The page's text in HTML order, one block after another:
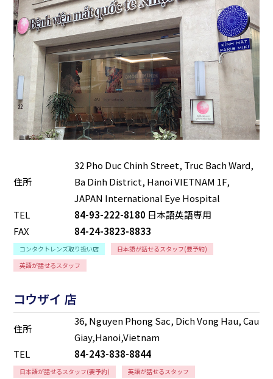
住所
32 Pho Duc Chinh Street, Truc Bach Ward,
Ba Dinh District, Hanoi VIETNAM 1F,
JAPAN International Eye Hospital
TEL
84-93-222-8180 日本語英語専用
FAX
84-24-3823-8833
コンタクトレンズ取り扱い店
日本語が話せるスタッフ(要予約)
英語が話せるスタッフ
コウザイ 店
住所
36, Nguyen Phong Sac, Dich Vong Hau, Cau
Giay,Hanoi,Vietnam
TEL
84-243-838-8844
日本語が話せるスタッフ(要予約)
英語が話せるスタッフ